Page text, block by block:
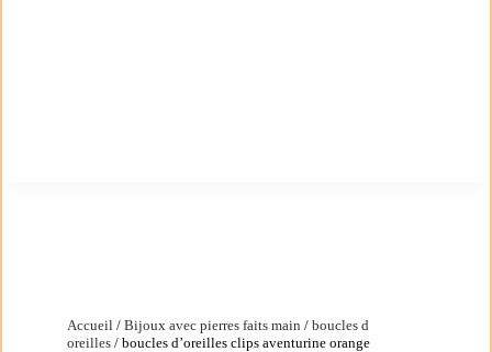
Accueil / Bijoux avec pierres faits main / boucles d
oreilles / boucles d’oreilles clips aventurine orange